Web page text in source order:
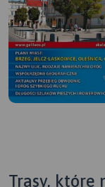
Trasy, które